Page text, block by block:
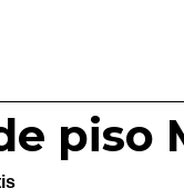
piso